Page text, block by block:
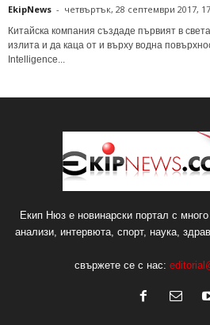
EkipNews - четвъртък, 28 септември 2017,
Китайска компания създаде първият в
излита и да каца от и върху водна
Intelligence...
Екип Нюз е новинарски портал с
анализи, интервюта, спорт, наука,
свържете се с нас: